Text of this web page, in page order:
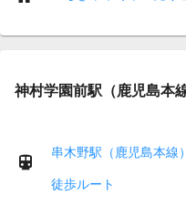
神村学園前駅（鹿児島本
串木野駅（鹿児島本線）
徒歩ルート